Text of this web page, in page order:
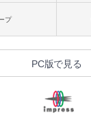
プ
PC版で見る